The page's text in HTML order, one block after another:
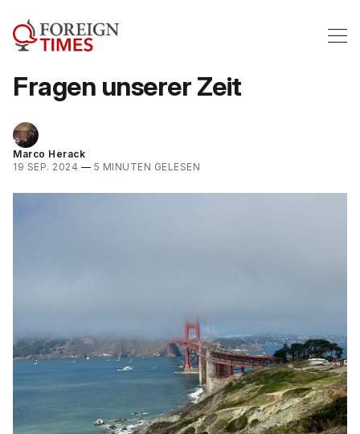
Fragen unserer Zeit
Marco Herack
19 SEP. 2024 — 5 MINUTEN GELESEN